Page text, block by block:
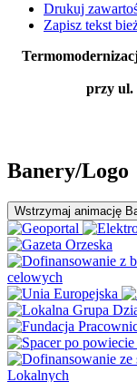
Drukuj
Zapisz tekst
przy ul.
Banery/Logo
Wstrzymaj animację